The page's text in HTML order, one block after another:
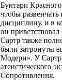
Бунтари
чтобы
дисциплину, и в
он
Сартр также
были затронуты
Модерн». У
атеистического
Сопротивления.